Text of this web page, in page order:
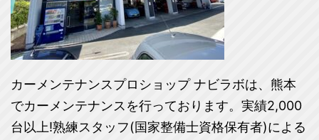
カーメンテナンスプロショップ ナビラボは、熊本
でカーメンテナンスを行っております。実績2,000
台以上!熟練スタッフ(国家整備士資格保有者)による